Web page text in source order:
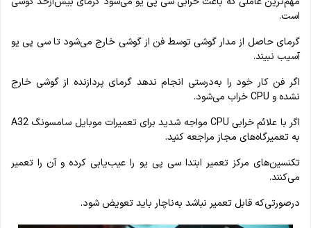
است.
گرمای حاصل از مدار گوشی توسط فن از گوشی خارج می‌شود تا سی پی یو
آسیب نبیند.
اگر فن کار خود را به‌درستی انجام ندهد گرمای پردازنده از گوشی خارج
نشده و CPU خراب می‌شود.
اگر با علائم خرابی CPU مواجه شدید برای تعمیرات موبایل سامسونگ A32
به تعمیرگاه‌های مجاز مراجعه کنید.
تکنسین‌های مرکز تعمیر ابتدا سی پی یو را عیب‌یابی کرده و آن را تعمیر
می‌کنند.
درصورتی‌که قابل تعمیر نباشد به‌ناچار باید تعویض شود.